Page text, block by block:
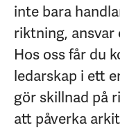
inte bara
riktning, ansvar
Hos oss får du
ledarskap i ett
gör skillnad på
att påverka